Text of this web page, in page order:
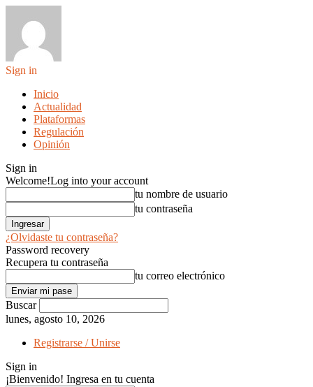
Sign in
Inicio
Actualidad
Plataformas
Regulación
Opinión
Sign in
Welcome!Log into your account
tu nombre de usuario
tu contraseña
¿Olvidaste tu contraseña?
Password recovery
Recupera tu contraseña
tu correo electrónico
Buscar
lunes, agosto 10, 2026
Registrarse / Unirse
Sign in
¡Bienvenido! Ingresa en tu cuenta